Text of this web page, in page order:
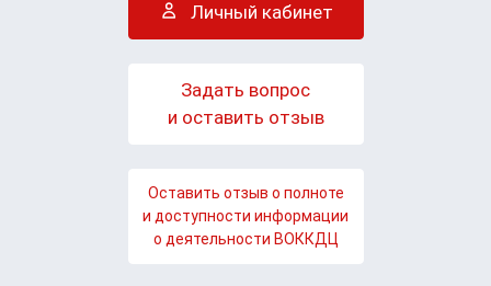
Личный кабинет
Задать вопрос
и оставить отзыв
Оставить отзыв о полноте
и доступности информации
о деятельности ВОККДЦ